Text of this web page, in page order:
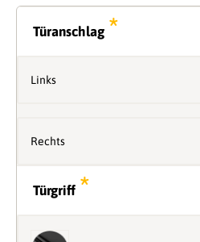
Türanschlag *
Links
Rechts
Türgriff *